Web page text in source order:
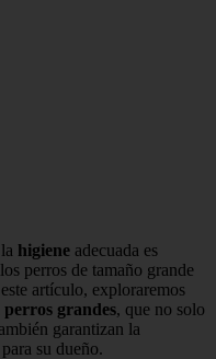
higiene adecuada es
perros de tamaño grande
artículo, exploraremos
grandes, que no solo
garantizan la
su dueño.